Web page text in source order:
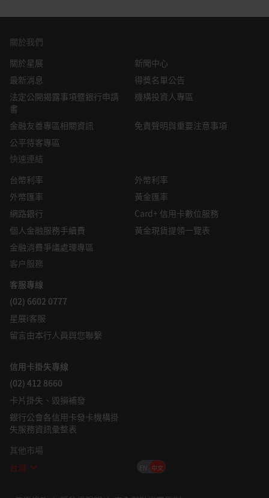
物，點此立即訂閱。
下一步，您可以…
換匯／投資
立即體驗星展網銀/行動銀行
digibank，投資、換匯一站完成！
換匯享好禮
即刻參加限量滿額好禮活動！
成為頂尖企業股東
惠！
基金申購3折起
立即查閱您的基金申購手續費優惠，
最低3折起！
主題
股市策略
薦、邀請或招攬的一部分；在以下情況下，本資訊亦非邀請公眾
認購或達成任何交易，也不允許向公眾提出認購或達成任何交易
之要約，也不應被如此看待：例如在所在司法轄區或國家/地
區，此類要約、推薦、邀請或招攬係未經授權；向目標物件進行
邀請或招攬係違反法律法規；或在此類司法轄區或國家/地區星
務或產品不專門用於或專門針對任何特定司法轄區的公眾。
本資訊是星展銀行的財產，受適用的相關智慧財產權法保護。本
資訊不允許以任何方式（包括電子、印刷或者現在已知或以後開
發的其他媒介）進行複製、傳輸、出售、散佈、出版、廣播、傳
閱、修改、傳播或商業開發。
星展集團及其相關的董事、管理人員和/或員工可能對所提及證
券擁有部位或其他利益，也可能進行交易，且可能向其中所提及
的任何個人或實體提供或尋求提供經紀、投資銀行和其他銀行或
金融服務。
在法律允許的最大範圍內，星展集團不對因任何依賴和/或使用
本資訊（包括任何錯誤、遺漏或錯誤陳述、疏忽或其他問題）或
進一步溝通產生的任何種類的任何損失或損害（包括直接、特
殊、間接、後果性、附帶或利潤損失）承擔責任，即使星展集團
已被告知存在損失可能性也是如此。
若散佈或使用本資訊違反任何司法轄區或國家/地區的法律或法
佈或使用。本資訊由 (a) 星展銀行集團公司在新加坡；(b) 星展銀
行（中國）有限公司在中國大陸；(c) 星展銀行（香港）有限責
任公司在中國香港[DBS CY1] ；(d) 星展（台灣）商業銀行股份
有限公司在台灣；(e) PT DBS Indonesia 在印尼；以及 (f) DBS
Bank Ltd, Mumbai Branch 在印度散佈。
關於我們
關於星展
新聞中心
最新消息
得獎名單公告
法定公開揭露事項暨銀行申請
書
機構投資人專區
金融友善專區相關資訊
免責聲明與重要注意事項
公平待客專區
快速連結
台幣利率
外幣利率
外幣匯率
黃金匯率
網路銀行
Card+ 信用卡數位服務
個人金融服務手續費
黃金現貨提領一覽表
金融消費爭議處理專區
客户服務
客服專線
(02) 6602 0777
星展i客服
留言由本行人員與您聯繫
信用卡掛失專線
(02) 412 8660
卡片掛失、毀損補發
銀行公會各信用卡發卡機構掛
失服務資訊彙整表
其他市場
台灣
EN 中文